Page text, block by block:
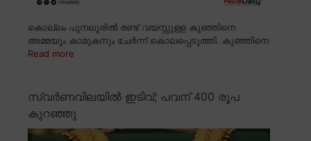
കൊല്ലം പുനലൂരിൽ രണ്ട് വയസ്സുള്ള കുഞ്ഞിനെ
അമ്മയും കാമുകനും ചേർന്ന് കൊലപ്പെടുത്തി. കുഞ്ഞിനെ
Read more
സ്വർണവിലയിൽ ഇടിവ്; പവന് 400 രൂപ
കുറഞ്ഞു